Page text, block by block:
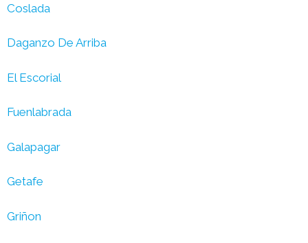
Coslada
Daganzo De Arriba
El Escorial
Fuenlabrada
Galapagar
Getafe
Griñon